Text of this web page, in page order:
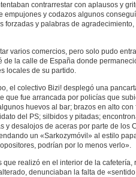
contrarrestar con aplausos y
empujones y codazos algunos
forzadas y palabras de
varios comercios, pero solo pudo
de la calle de España donde
locales de su partido.
el colectivo Bizi! desplegó una
que fue arrancada por policías que
huevos al bar; brazos en alto
del PS; silbidos y pitadas;
y desalojos de aceras por parte de los
un «Sarkozymóvil» al estilo
podrían por lo menos verlo».
que realizó en el interior de la cafetería,
denunciaban la falta de